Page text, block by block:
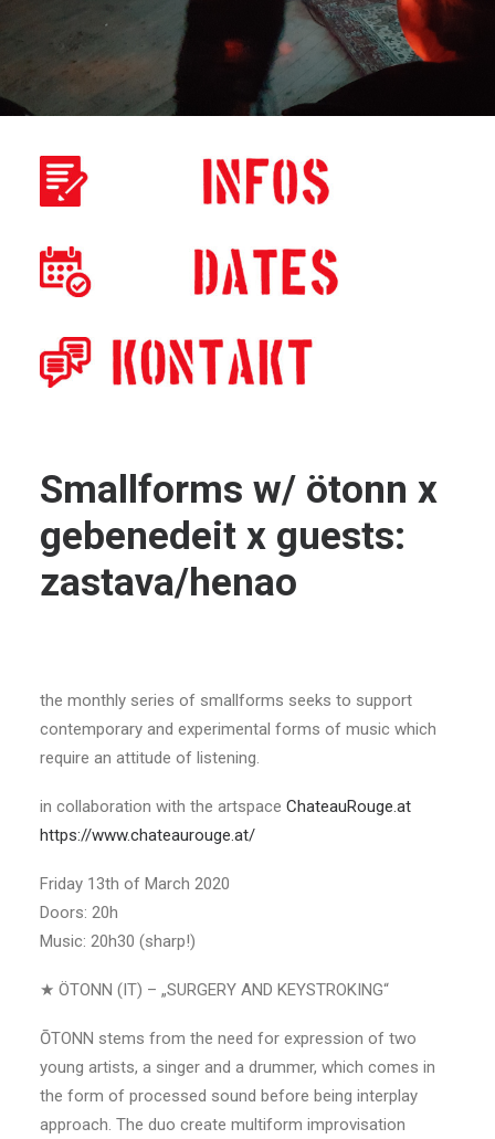
Smallforms w/ ötonn x
gebenedeit x guests:
zastava/henao
the monthly series of smallforms seeks to support
contemporary and experimental forms of music which
require an attitude of listening.
in collaboration with the artspace ChateauRouge.at
https://www.chateaurouge.at/
Friday 13th of March 2020
Doors: 20h
Music: 20h30 (sharp!)
★ ÖTONN (IT) – „SURGERY AND KEYSTROKING“
ŌTONN stems from the need for expression of two
young artists, a singer and a drummer, which comes in
the form of processed sound before being interplay
approach. The duo create multiform improvisation